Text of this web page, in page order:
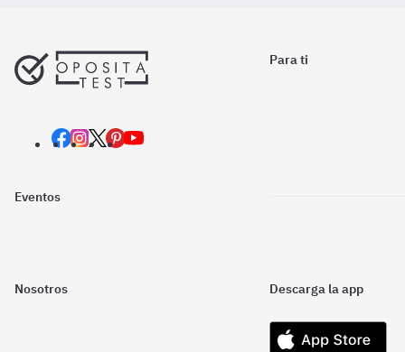
Para ti
Eventos
Nosotros Descarga la app